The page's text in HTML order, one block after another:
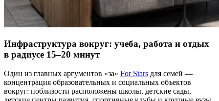
Инфраструктура вокруг: учеба, работа и отдых
в радиусе 15–20 минут
Один из главных аргументов «за» For Stars для семей —
концентрация образовательных и социальных объектов
вокруг: поблизости расположены школы, детские сады,